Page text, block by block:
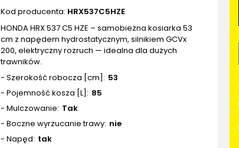
Kod producenta: HRX537C5HZE
HONDA HRX 537 C5 HZE – samobieżna kosiarka 53
cm z napędem hydrostatycznym, silnikiem GCVx
200, elektryczny rozruch — idealna dla dużych
trawników.
- Szerokość robocza [cm]
53
- Pojemność kosza [L]
85
- Mulczowanie Tak
- Boczne wyrzucanie trawy nie
- Napęd tak